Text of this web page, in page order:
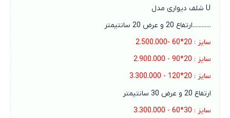
............ارتفاع 20 و عرض 20 سانتیمتر
سایز : 20*60 -2.500.000
سایز : 20*90 - 2.900.000
سایز : 20*120 - 3.300.000
ارتفاع 20 و عرض 30 سانتیمتر
سایز : 30*60 - 3.300.000